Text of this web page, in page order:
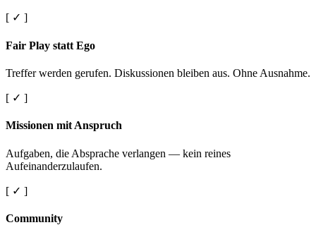
[ ✓ ]
Fair Play statt Ego
Treffer werden gerufen. Diskussionen bleiben aus. Ohne Ausnahme.
[ ✓ ]
Missionen mit Anspruch
Aufgaben, die Absprache verlangen — kein reines
Aufeinanderzulaufen.
[ ✓ ]
Community